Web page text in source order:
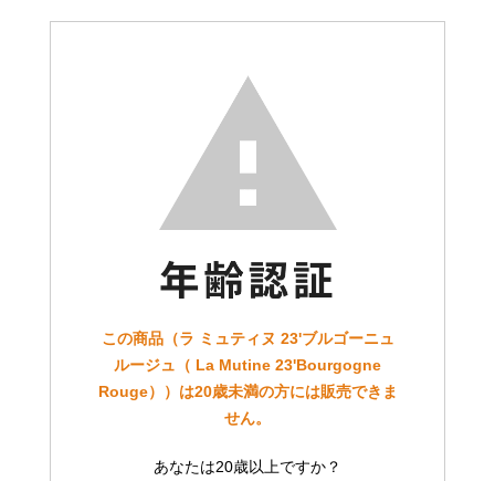
この商品（ラ ミュティヌ 23'ブルゴーニュ
ルージュ（ La Mutine 23'Bourgogne
Rouge））は20歳未満の方には販売できま
せん。
あなたは20歳以上ですか？